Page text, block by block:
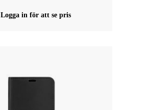
Logga in för att se pris